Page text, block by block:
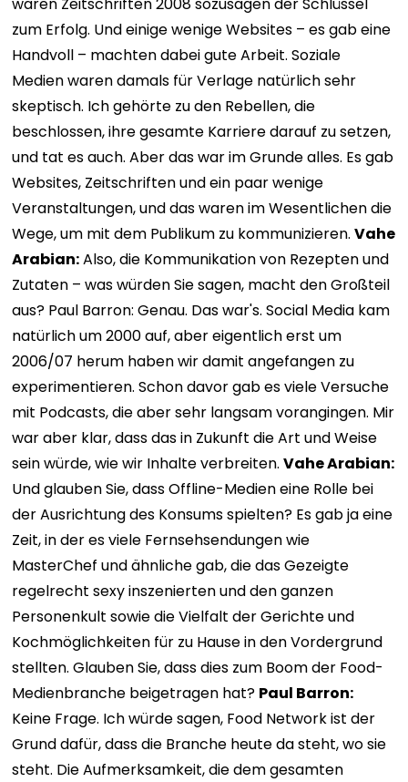
waren Zeitschriften 2008 sozusagen der Schlüssel
zum Erfolg. Und einige wenige Websites – es gab eine
Handvoll – machten dabei gute Arbeit. Soziale
Medien waren damals für Verlage natürlich sehr
skeptisch. Ich gehörte zu den Rebellen, die
beschlossen, ihre gesamte Karriere darauf zu setzen,
und tat es auch. Aber das war im Grunde alles. Es gab
Websites, Zeitschriften und ein paar wenige
Veranstaltungen, und das waren im Wesentlichen die
Wege, um mit dem Publikum zu kommunizieren.Vahe
Arabian:Also, die Kommunikation von Rezepten und
Zutaten – was würden Sie sagen, macht den Großteil
aus? Paul Barron: Genau. Das war's. Social Media kam
natürlich um 2000 auf, aber eigentlich erst um
2006/07 herum haben wir damit angefangen zu
experimentieren. Schon davor gab es viele Versuche
mit Podcasts, die aber sehr langsam vorangingen. Mir
war aber klar, dass das in Zukunft die Art und Weise
sein würde, wie wir Inhalte verbreiten.Vahe Arabian:
Und glauben Sie, dass Offline-Medien eine Rolle bei
der Ausrichtung des Konsums spielten? Es gab ja eine
Zeit, in der es viele Fernsehsendungen wie
MasterChef und ähnliche gab, die das Gezeigte
regelrecht sexy inszenierten und den ganzen
Personenkult sowie die Vielfalt der Gerichte und
Kochmöglichkeiten für zu Hause in den Vordergrund
stellten. Glauben Sie, dass dies zum Boom der Food-
Medienbranche beigetragen hat? Paul Barron:
Keine Frage. Ich würde sagen, Food Network ist der
Grund dafür, dass die Branche heute da steht, wo sie
steht. Die Aufmerksamkeit, die dem gesamten